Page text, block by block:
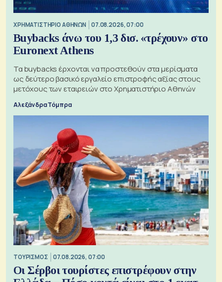
XΡΗΜΑΤΙΣΤΗΡΙΟ ΑΘΗΝΩΝ 07.08.2026, 07:00
Buybacks άνω του 1,3 δισ. «τρέχουν» στο
Euronext Athens
Τα buybacks έρχονται να προστεθούν στα μερίσματα
ως δεύτερο βασικό εργαλείο επιστροφής αξίας στους
μετόχους των εταιρειών στο Χρηματιστήριο Αθηνών
Αλεξάνδρα Τόμπρα
ΤΟΥΡΙΣΜΟΣ 07.08.2026, 07:00
Οι Σέρβοι τουρίστες επιστρέφουν στην